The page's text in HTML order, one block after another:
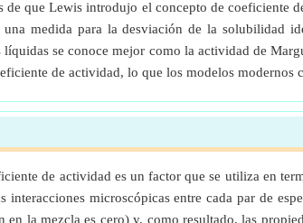
de que Lewis introdujo el concepto de coeficiente
medida para la desviación de la solubilidad
líquidas se conoce mejor como la actividad de
de actividad, lo que los modelos modernos
de actividad es un factor que se utiliza en
interacciones microscópicas entre cada par de
en la mezcla es cero) y, como resultado, las